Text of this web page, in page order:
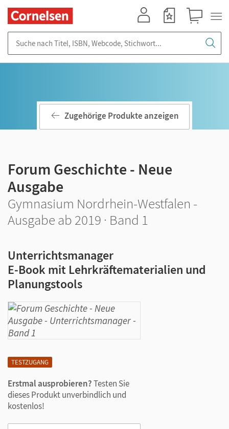
TESTZUGANG
Erstmal ausprobieren?Testen Sie
dieses Produkt unverbindlich und
kostenlos!
Zugehörige Produkte anzeigen
Forum Geschichte - Neue
Ausgabe
Gymnasium Nordrhein-Westfalen -
Ausgabe ab 2019 · Band 1
Unterrichtsmanager
E-Book mit Lehrkräftematerialien und
Planungstools